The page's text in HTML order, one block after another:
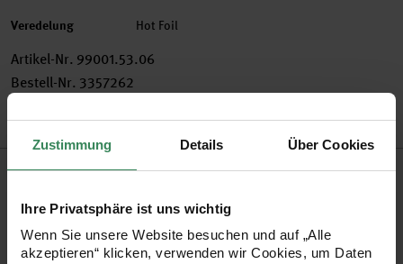
Zustimmung Details Über Cookies
Ihre Privatsphäre ist uns wichtig
Wenn Sie unsere Website besuchen und auf „Alle
akzeptieren“ klicken, verwenden wir Cookies, um Daten
Veredelung Hot Foil
Artikel-Nr. 99001.53.06
Bestell-Nr. 3357262
Produktbeschreibung
So easy: Mit Tape Geschenke, Karten, Fotoalben und
Kalender verzieren. Das Tape zeigt herbstliche Motive mit